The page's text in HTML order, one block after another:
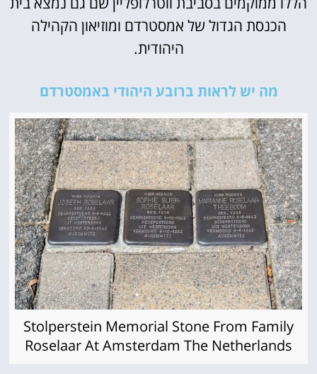
הכנסת הגדול של אמסטרדם ומוזיאון הקהילה
היהודית.
מה יש לראות ברובע היהודי באמסטרדם
Stolperstein Memorial Stone From Family
Roselaar At Amsterdam The Netherlands